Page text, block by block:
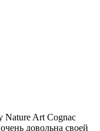
Art Cognac
довольна своей